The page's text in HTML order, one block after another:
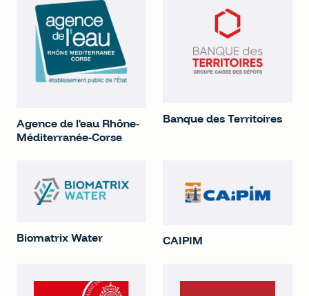
Agence de l'eau Rhône-
Méditerranée-Corse
Banque des Territoires
Biomatrix Water CAIPIM